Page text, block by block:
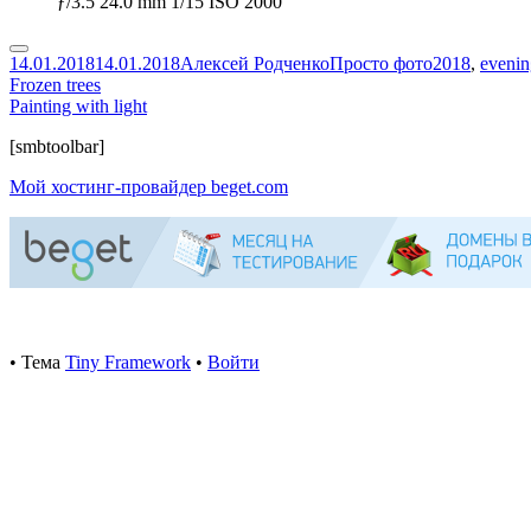
Опубликовано
14.01.201814.01.2018Автор
Алексей РодченкоРубрики
Просто фотоМетки
2018,
Навигация
по
записям
Предыдущая
запись:
Frozen trees
Следующая
Painting with light
Содержимое
подвала
[smbtoolbar]
Мой хостинг-провайдер beget.com
• Тема Tiny Framework • Войти